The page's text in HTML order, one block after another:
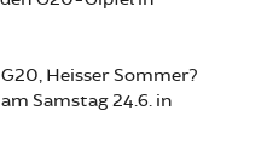
Heisser Sommer?
Samstag 24.6. in